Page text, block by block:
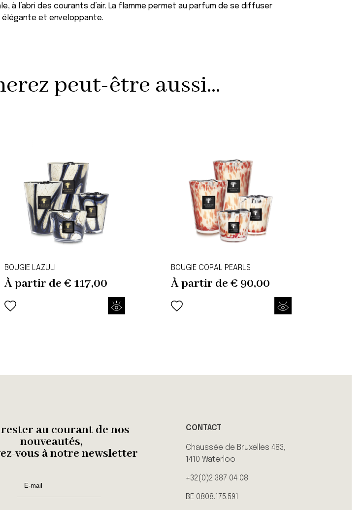
à l’abri des courants d’air. La flamme permet au parfum de se diffuser
et enveloppante.
peut-être aussi...
BOUGIE LAZULI
À partir de€ 117,00
BOUGIE CORAL PEARLS
À partir de€ 90,00
au courant de nos
nouveautés,
vous à notre newsletter
CONTACT
Chaussée de Bruxelles 483,
1410 Waterloo
+32(0)2 387 04 08
BE 0808.175.591